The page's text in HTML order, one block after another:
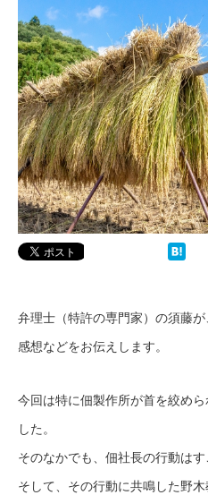
弁理士（特許の専門家）の須藤
感想などをお伝えします。
今回は特に佃製作所が首を絞め
した。
そのなかでも、佃社長の行動はす
そして、その行動に共鳴した野